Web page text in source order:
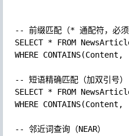
SELECT *
WHERE CONTAINS(Content ,
SELECT *
WHERE CONTAINS(Content ,